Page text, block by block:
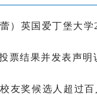
）英国爱丁堡大
票结果并发表声
友奖候选人超过